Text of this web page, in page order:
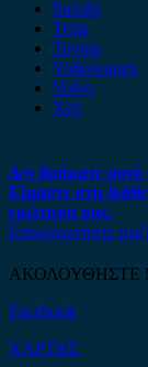
Suzuki
Tesla
Toyota
Volkswagen
Volvo
Xev
Δεν βρήκατε αυτό
Είμαστε στη
ερώτηση σας.
Επικοινωνήστε
ΑΚΟΛΟΥΘΗΣΤΕ
Facebook
ΧΑΡΤΗΣ